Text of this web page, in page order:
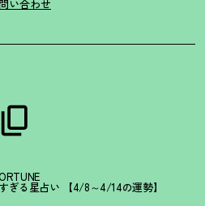
い合わせ
ぎる星占い 【4/8～4/14の運勢】